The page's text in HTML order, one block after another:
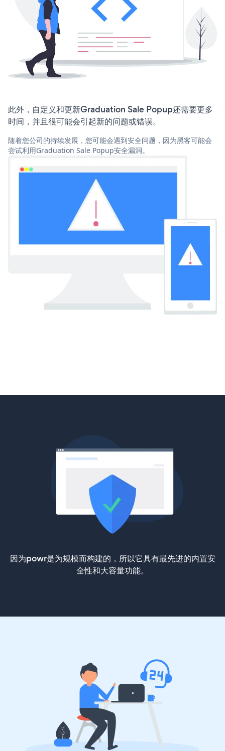
此外，自定义和更新Graduation Sale Popup还需要更多
时间，并且很可能会引起新的问题或错误。
随着您公司的持续发展，您可能会遇到安全问题，因为黑客可能会
尝试利用Graduation Sale Popup安全漏洞。
因为powr是为规模而构建的，所以它具有最先进的内置安
全性和大容量功能。